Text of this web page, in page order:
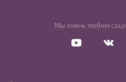
Мы очень любим